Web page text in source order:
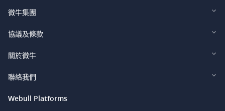
微牛集團
Webull Financial LLC (US)
Webull Securities South Africa (Pty) Ltd.
Webull Securities (Australia) Pty. Ltd.
協議及條款
Legal and Disclosures
關於微牛
投資者關係
聯絡我們
support@webull.ca
Webull Platforms